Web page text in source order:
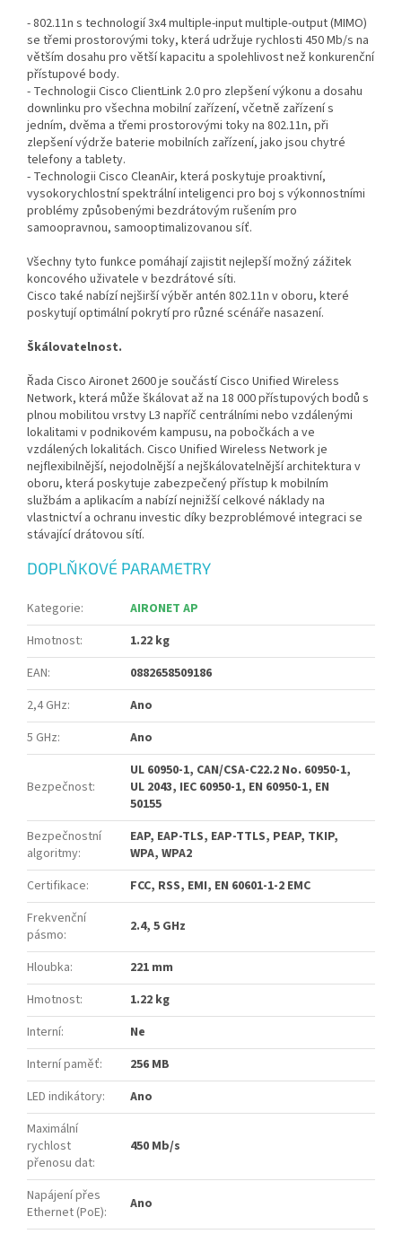
- 802.11n s technologií 3x4 multiple-input multiple-output (MIMO)
se třemi prostorovými toky, která udržuje rychlosti 450 Mb/s na
větším dosahu pro větší kapacitu a spolehlivost než konkurenční
přístupové body.
- Technologii Cisco ClientLink 2.0 pro zlepšení výkonu a dosahu
downlinku pro všechna mobilní zařízení, včetně zařízení s
jedním, dvěma a třemi prostorovými toky na 802.11n, při
zlepšení výdrže baterie mobilních zařízení, jako jsou chytré
telefony a tablety.
- Technologii Cisco CleanAir, která poskytuje proaktivní,
vysokorychlostní spektrální inteligenci pro boj s výkonnostními
problémy způsobenými bezdrátovým rušením pro
samoopravnou, samooptimalizovanou síť.
Všechny tyto funkce pomáhají zajistit nejlepší možný zážitek
koncového uživatele v bezdrátové síti.
Cisco také nabízí nejširší výběr antén 802.11n v oboru, které
poskytují optimální pokrytí pro různé scénáře nasazení.
Škálovatelnost.
Řada Cisco Aironet 2600 je součástí Cisco Unified Wireless
Network, která může škálovat až na 18 000 přístupových bodů s
plnou mobilitou vrstvy L3 napříč centrálními nebo vzdálenými
lokalitami v podnikovém kampusu, na pobočkách a ve
vzdálených lokalitách. Cisco Unified Wireless Network je
nejflexibilnější, nejodolnější a nejškálovatelnější architektura v
oboru, která poskytuje zabezpečený přístup k mobilním
službám a aplikacím a nabízí nejnižší celkové náklady na
vlastnictví a ochranu investic díky bezproblémové integraci se
stávající drátovou sítí.
DOPLŇKOVÉ PARAMETRY
Kategorie:
AIRONET AP
Hmotnost:
1.22 kg
EAN:
0882658509186
2,4 GHz:
Ano
5 GHz: Ano
Bezpečnost:
UL 60950-1, CAN/CSA-C22.2 No. 60950-1,
UL 2043, IEC 60950-1, EN 60950-1, EN
50155
Bezpečnostní
algoritmy:
EAP, EAP-TLS, EAP-TTLS, PEAP, TKIP,
WPA, WPA2
Certifikace:
FCC, RSS, EMI, EN 60601-1-2 EMC
Frekvenční
pásmo: 2.4, 5 GHz
Hloubka:
221 mm
Hmotnost:
1.22 kg
Interní:
Ne
Interní paměť:
256 MB
LED indikátory:
Ano
Maximální
rychlost
přenosu dat:
450 Mb/s
Napájení přes
Ethernet (PoE): Ano